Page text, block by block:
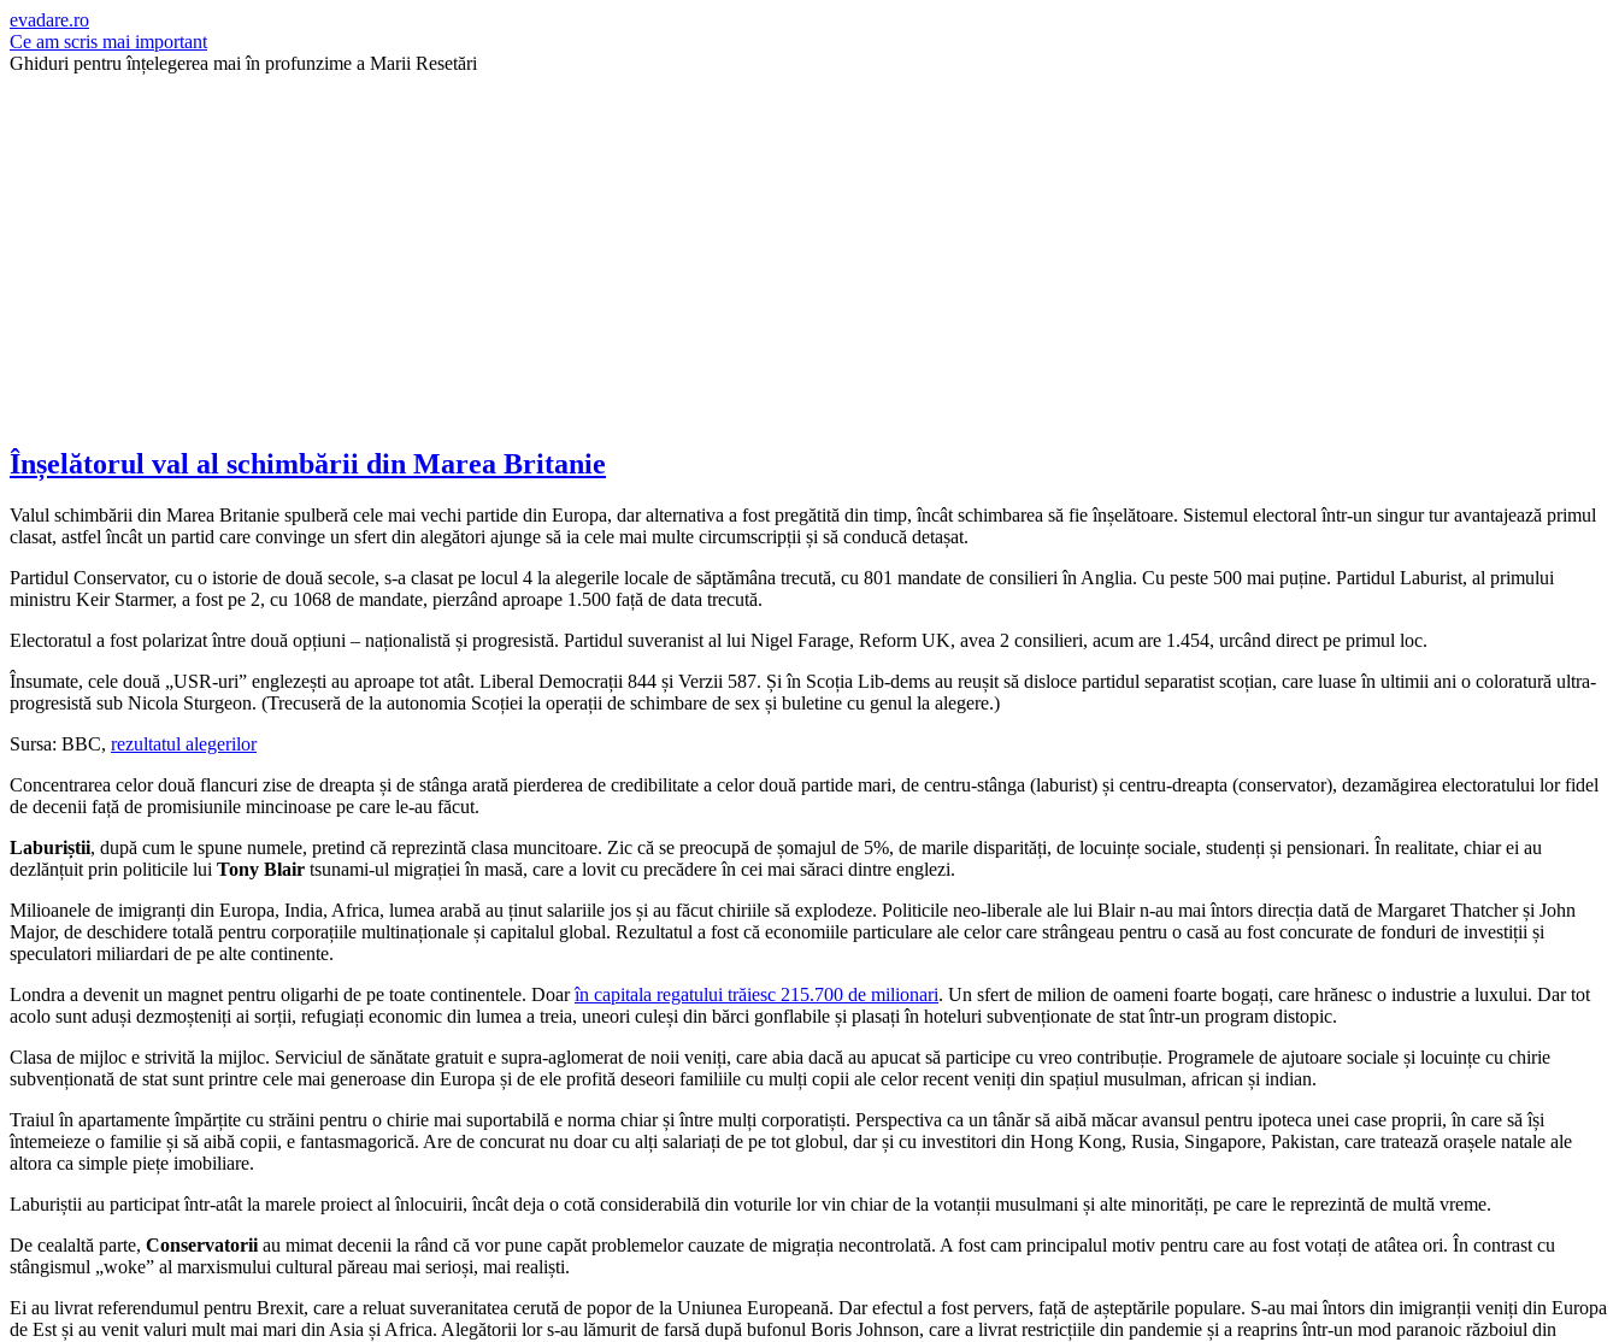
evadare.ro
Ce am scris mai important
Ghiduri pentru înțelegerea mai în profunzime a Marii Resetări
Înșelătorul val al schimbării din Marea Britanie
Valul schimbării din Marea Britanie spulberă cele mai vechi partide din Europa, dar alternativa a fost pregătită din timp, încât schimbarea să fie înșelătoare. Sistemul electoral într-un singur tur avantajează primul
clasat, astfel încât un partid care convinge un sfert din alegători ajunge să ia cele mai multe circumscripții și să conducă detașat.
Partidul Conservator, cu o istorie de două secole, s-a clasat pe locul 4 la alegerile locale de săptămâna trecută, cu 801 mandate de consilieri în Anglia. Cu peste 500 mai puține. Partidul Laburist, al primului
ministru Keir Starmer, a fost pe 2, cu 1068 de mandate, pierzând aproape 1.500 față de data trecută.
Electoratul a fost polarizat între două opțiuni – naționalistă și progresistă. Partidul suveranist al lui Nigel Farage, Reform UK, avea 2 consilieri, acum are 1.454, urcând direct pe primul loc.
Însumate, cele două „USR-uri” englezești au aproape tot atât. Liberal Democrații 844 și Verzii 587. Și în Scoția Lib-dems au reușit să disloce partidul separatist scoțian, care luase în ultimii ani o coloratură ultra-
progresistă sub Nicola Sturgeon. (Trecuseră de la autonomia Scoției la operații de schimbare de sex și buletine cu genul la alegere.)
Sursa: BBC, rezultatul alegerilor
Concentrarea celor două flancuri zise de dreapta și de stânga arată pierderea de credibilitate a celor două partide mari, de centru-stânga (laburist) și centru-dreapta (conservator), dezamăgirea electoratului lor fidel
de decenii față de promisiunile mincinoase pe care le-au făcut.
Laburiștii, după cum le spune numele, pretind că reprezintă clasa muncitoare. Zic că se preocupă de șomajul de 5%, de marile disparități, de locuințe sociale, studenți și pensionari. În realitate, chiar ei au
dezlănțuit prin politicile lui Tony Blair tsunami-ul migrației în masă, care a lovit cu precădere în cei mai săraci dintre englezi.
Milioanele de imigranți din Europa, India, Africa, lumea arabă au ținut salariile jos și au făcut chiriile să explodeze. Politicile neo-liberale ale lui Blair n-au mai întors direcția dată de Margaret Thatcher și John
Major, de deschidere totală pentru corporațiile multinaționale și capitalul global. Rezultatul a fost că economiile particulare ale celor care strângeau pentru o casă au fost concurate de fonduri de investiții și
speculatori miliardari de pe alte continente.
Londra a devenit un magnet pentru oligarhi de pe toate continentele. Doarîn capitala regatului trăiesc 215.700 de milionari. Un sfert de milion de oameni foarte bogați, care hrănesc o industrie a luxului. Dar tot
acolo sunt aduși dezmoșteniți ai sorții, refugiați economic din lumea a treia, uneori culeși din bărci gonflabile și plasați în hoteluri subvenționate de stat într-un program distopic.
Clasa de mijloc e strivită la mijloc. Serviciul de sănătate gratuit e supra-aglomerat de noii veniți, care abia dacă au apucat să participe cu vreo contribuție. Programele de ajutoare sociale și locuințe cu chirie
subvenționată de stat sunt printre cele mai generoase din Europa și de ele profită deseori familiile cu mulți copii ale celor recent veniți din spațiul musulman, african și indian.
Traiul în apartamente împărțite cu străini pentru o chirie mai suportabilă e norma chiar și între mulți corporatiști. Perspectiva ca un tânăr să aibă măcar avansul pentru ipoteca unei case proprii, în care să își
întemeieze o familie și să aibă copii, e fantasmagorică. Are de concurat nu doar cu alți salariați de pe tot globul, dar și cu investitori din Hong Kong, Rusia, Singapore, Pakistan, care tratează orașele natale ale
altora ca simple piețe imobiliare.
Laburiștii au participat într-atât la marele proiect al înlocuirii, încât deja o cotă considerabilă din voturile lor vin chiar de la votanții musulmani și alte minorități, pe care le reprezintă de multă vreme.
De cealaltă parte, Conservatorii au mimat decenii la rând că vor pune capăt problemelor cauzate de migrația necontrolată. A fost cam principalul motiv pentru care au fost votați de atâtea ori. În contrast cu
stângismul „woke” al marxismului cultural păreau mai serioși, mai realiști.
Ei au livrat referendumul pentru Brexit, care a reluat suveranitatea cerută de popor de la Uniunea Europeană. Dar efectul a fost pervers, față de așteptările populare. S-au mai întors din imigranții veniți din Europa
de Est și au venit valuri mult mai mari din Asia și Africa. Alegătorii lor s-au lămurit de farsă după bufonul Boris Johnson, care a livrat restricțiile din pandemie și a reaprins într-un mod paranoic războiul din